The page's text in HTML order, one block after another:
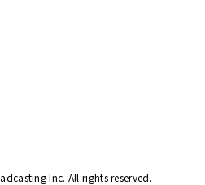
Inc. All rights reserved.